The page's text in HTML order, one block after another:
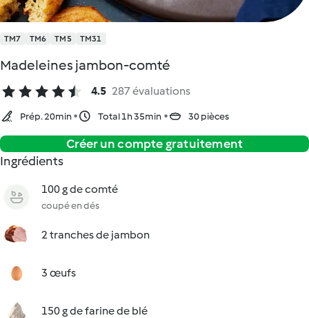
TM7 TM6 TM5 TM31
Madeleines jambon-comté
4.5 287 évaluations
Prép. 20min Total 1h 35min 30 pièces
Créer un compte gratuitement
Ingrédients
100 g de comté
coupé en dés
2 tranches de jambon
3 œufs
150 g de farine de blé